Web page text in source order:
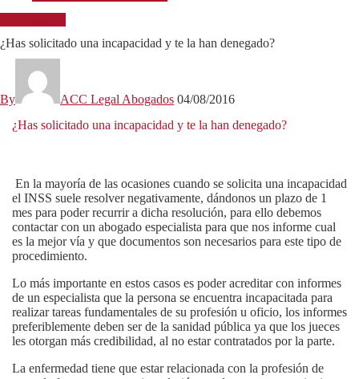
¿Has solicitado una incapacidad y te la han denegado?
By ACC Legal Abogados 04/08/2016
¿Has solicitado una incapacidad y te la han denegado?
En la mayoría de las ocasiones cuando se solicita una incapacidad
el INSS suele resolver negativamente, dándonos un plazo de 1
mes para poder recurrir a dicha resolución, para ello debemos
contactar con un abogado especialista para que nos informe cual
es la mejor vía y que documentos son necesarios para este tipo de
procedimiento.
Lo más importante en estos casos es poder acreditar con informes
de un especialista que la persona se encuentra incapacitada para
realizar tareas fundamentales de su profesión u oficio, los informes
preferiblemente deben ser de la sanidad pública ya que los jueces
les otorgan más credibilidad, al no estar contratados por la parte.
La enfermedad tiene que estar relacionada con la profesión de